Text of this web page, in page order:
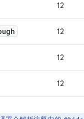
12
12
12
12